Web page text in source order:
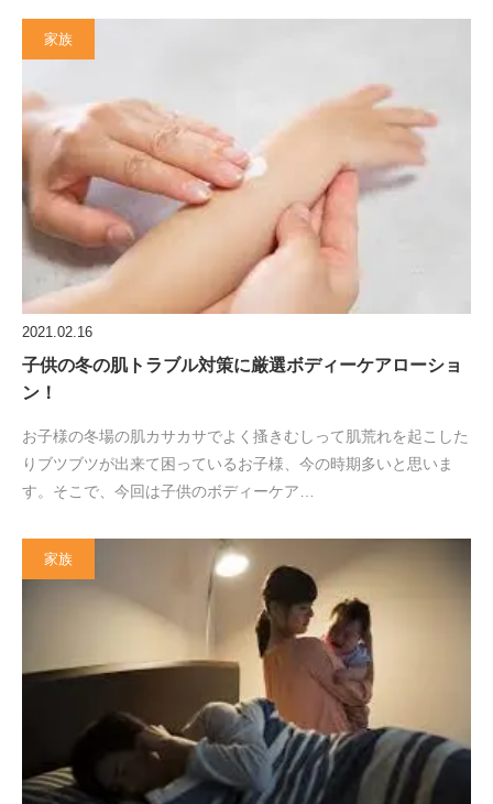
家族
2021.02.16
子供の冬の肌トラブル対策に厳選ボディーケアローショ
ン！
お子様の冬場の肌カサカサでよく搔きむしって肌荒れを起こした
りブツブツが出来て困っているお子様、今の時期多いと思いま
す。そこで、今回は子供のボディーケア…
家族